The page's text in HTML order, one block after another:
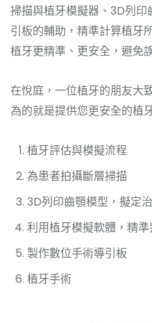
掃描與植牙模擬器、3D列
引板的輔助，精準計算植牙
植牙更精準、更安全，避免
在悅庭，一位植牙的朋友大
為的就是提供您更安全的植
植牙評估與模擬流程
為患者拍攝斷層掃描
3D列印齒顎模型，擬定
利用植牙模擬軟體，精
製作數位手術導引板
植牙手術